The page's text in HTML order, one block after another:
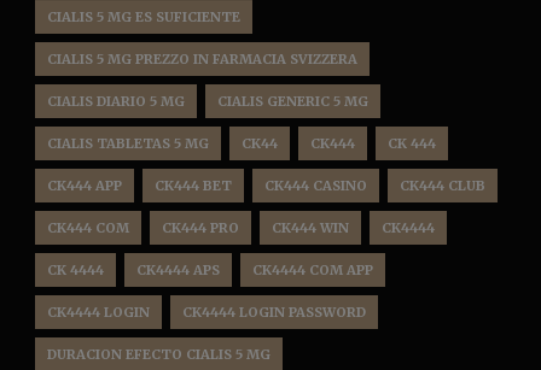
CIALIS 5 MG ES SUFICIENTE
CIALIS 5 MG PREZZO IN FARMACIA SVIZZERA
CIALIS DIARIO 5 MG CIALIS GENERIC 5 MG
CIALIS TABLETAS 5 MG CK44 CK444 CK 444
CK444 APP CK444 BET CK444 CASINO CK444 CLUB
CK444 COM CK444 PRO CK444 WIN CK4444
CK 4444 CK4444 APS CK4444 COM APP
CK4444 LOGIN CK4444 LOGIN PASSWORD
DURACION EFECTO CIALIS 5 MG